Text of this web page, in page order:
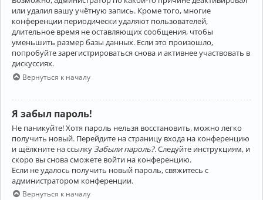
или удалил вашу учётную запись. Кроме того, многие
конференции периодически удаляют пользователей,
длительное время не оставляющих сообщения, чтобы
уменьшить размер базы данных. Если это произошло,
попробуйте зарегистрироваться снова и активнее участвовать в
дискуссиях.
Вернуться к началу
Я забыл пароль!
Не паникуйте! Хотя пароль нельзя восстановить, можно легко
получить новый. Перейдите на страницу входа на конференцию
и щёлкните на ссылку Забыли пароль?. Следуйте инструкциям, и
скоро вы снова сможете войти на конференцию.
Если не удалось получить новый пароль, свяжитесь с
администратором конференции.
Вернуться к началу